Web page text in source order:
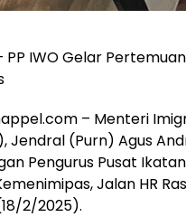
IWO Gelar
– Menteri
Jendral (Purn) Agus
Pengurus Pusat
Jalan HR
2/2025).